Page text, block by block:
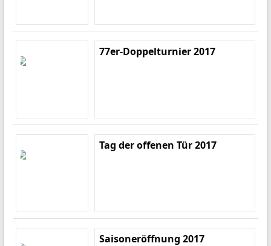
77er-Doppelturnier 2017
Tag der offenen Tür 2017
Saisoneröffnung 2017